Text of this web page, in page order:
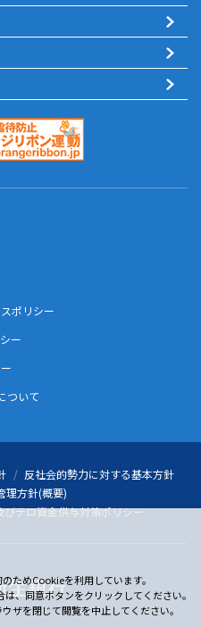
ためCookieを利用しています。
、同意ボタンをクリックしてください。
ザを閉じて閲覧を中止してください。
ポリシー
ー
ついて
反社会的勢力に対する基本方針
理方針(概要)
テロ資金供与対策ポリシー